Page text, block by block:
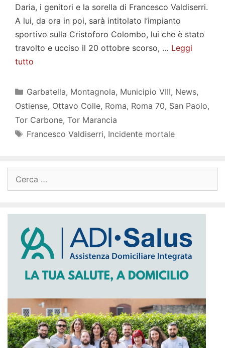
Daria, i genitori e la sorella di Francesco Valdiserri.
A lui, da ora in poi, sarà intitolato l’impianto
sportivo sulla Cristoforo Colombo, lui che è stato
travolto e ucciso il 20 ottobre scorso, … Leggi
tutto
Categorie
Garbatella, Montagnola, Municipio VIII, News,
Ostiense, Ottavo Colle, Roma, Roma 70, San Paolo,
Tor Carbone, Tor Marancia
Tag
Francesco Valdiserri, Incidente mortale
per: